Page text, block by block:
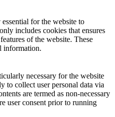
for the website to
includes cookies that ensures
of the website. These
information.
necessary for the website
to collect user personal data via
are termed as non-necessary
user consent prior to running